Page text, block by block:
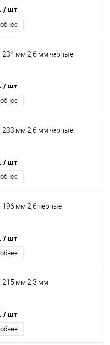
/ шт
234 мм 2,6 мм черные
/ шт
233 мм 2,6 мм черные
/ шт
мм 2,6 черные
/ шт
215 мм 2,3 мм
/ шт